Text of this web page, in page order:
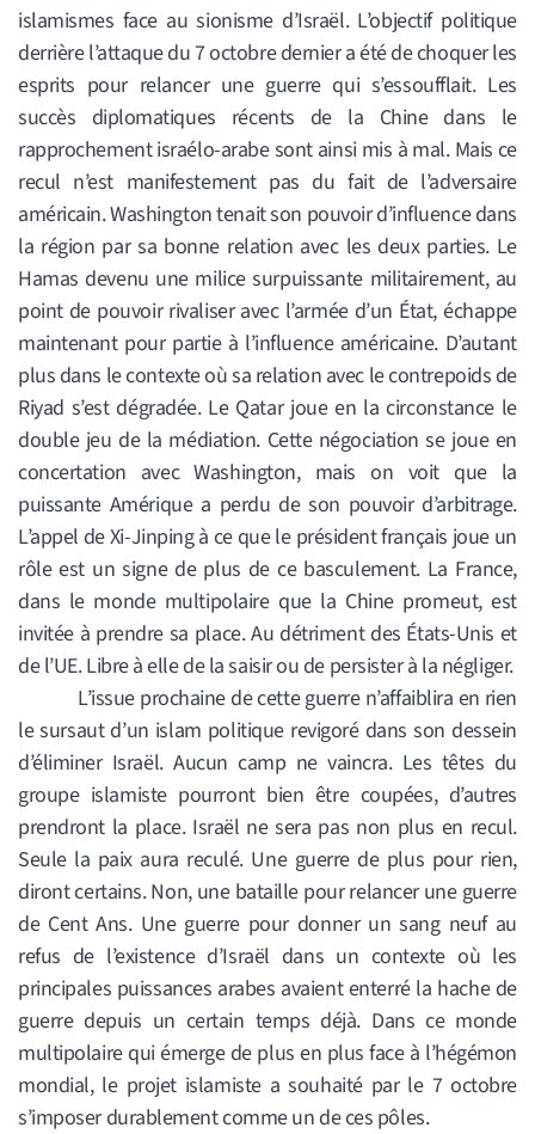
islamismes face au sionisme d’Israël. L’objectif politique
derrière l’attaque du 7 octobre dernier a été de choquer les
esprits pour relancer une guerre qui s’essoufflait. Les
succès diplomatiques récents de la Chine dans le
rapprochement israélo-arabe sont ainsi mis à mal. Mais ce
recul n’est manifestement pas du fait de l’adversaire
américain. Washington tenait son pouvoir d’influence dans
la région par sa bonne relation avec les deux parties. Le
Hamas devenu une milice surpuissante militairement, au
point de pouvoir rivaliser avec l’armée d’un État, échappe
maintenant pour partie à l’influence américaine. D’autant
plus dans le contexte où sa relation avec le contrepoids de
Riyad s’est dégradée. Le Qatar joue en la circonstance le
double jeu de la médiation. Cette négociation se joue en
concertation avec Washington, mais on voit que la
puissante Amérique a perdu de son pouvoir d’arbitrage.
L’appel de Xi-Jinping à ce que le président français joue un
rôle est un signe de plus de ce basculement. La France,
dans le monde multipolaire que la Chine promeut, est
invitée à prendre sa place. Au détriment des États-Unis et
de l’UE. Libre à elle de la saisir ou de persister à la négliger.
L’issue prochaine de cette guerre n’affaiblira en rien
le sursaut d’un islam politique revigoré dans son dessein
d’éliminer Israël. Aucun camp ne vaincra. Les têtes du
groupe islamiste pourront bien être coupées, d’autres
prendront la place. Israël ne sera pas non plus en recul.
Seule la paix aura reculé. Une guerre de plus pour rien,
diront certains. Non, une bataille pour relancer une guerre
de Cent Ans. Une guerre pour donner un sang neuf au
refus de l’existence d’Israël dans un contexte où les
principales puissances arabes avaient enterré la hache de
guerre depuis un certain temps déjà. Dans ce monde
multipolaire qui émerge de plus en plus face à l’hégémon
mondial, le projet islamiste a souhaité par le 7 octobre
s’imposer durablement comme un de ces pôles.